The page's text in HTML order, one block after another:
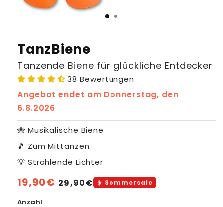
TanzBiene
Tanzende Biene für glückliche Entdecker
38 Bewertungen
Angebot endet am Donnerstag, den
6.8.2026
🐝 Musikalische Biene
🎵 Zum Mittanzen
💡 Strahlende Lichter
Normaler
Preis
19,90€ Verkaufspreis
29,90€ ☀️ Sommersale
Anzahl